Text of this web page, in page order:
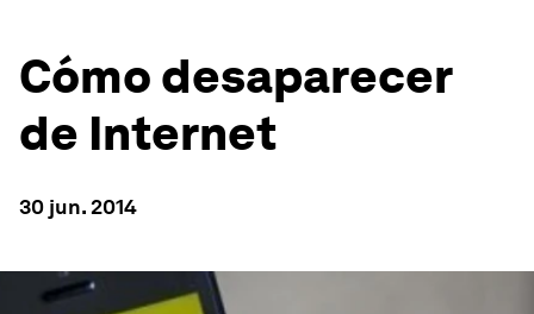
Cómo desaparecer
de Internet
30 jun. 2014